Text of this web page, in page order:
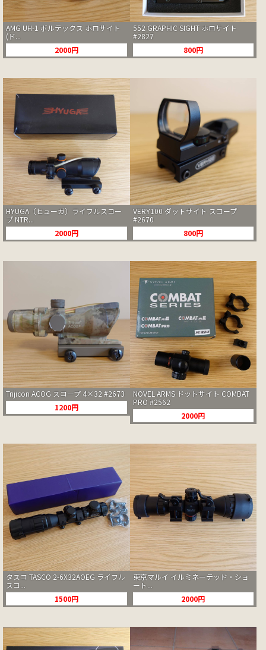
AMG UH-1 ボルテックス ホロサイト
(ド...
2000円
552 GRAPHIC SIGHT ホロサイト
#2827
800円
HYUGA（ヒューガ）ライフルスコー
プ NTR...
2000円
VERY100 ダットサイト スコープ
#2670
800円
Trijicon ACOG スコープ 4×32 #2673
1200円
NOVEL ARMS ドットサイト COMBAT
PRO #2562
2000円
タスコ TASCO 2-6X32AOEG ライフル
スコ...
1500円
東京マルイ イルミネーテッド・ショ
ート...
2000円